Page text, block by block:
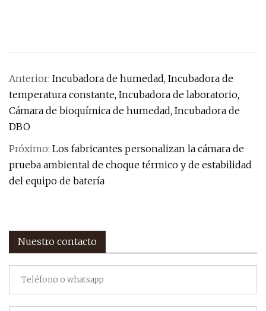
Anterior: Incubadora de humedad, Incubadora de
temperatura constante, Incubadora de laboratorio,
Cámara de bioquímica de humedad, Incubadora de
DBO
Próximo: Los fabricantes personalizan la cámara de
prueba ambiental de choque térmico y de estabilidad
del equipo de batería
Nuestro contacto